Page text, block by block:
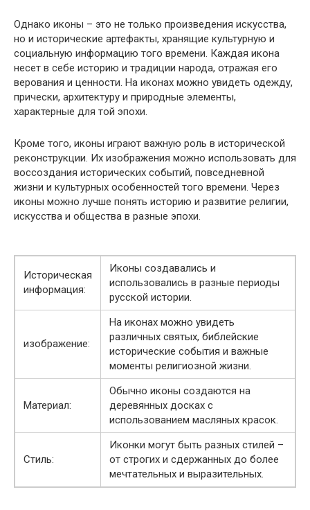
Однако иконы – это не только произведения искусства,
но и исторические артефакты, хранящие культурную и
социальную информацию того времени. Каждая икона
несет в себе историю и традиции народа, отражая его
верования и ценности. На иконах можно увидеть одежду,
прически, архитектуру и природные элементы,
характерные для той эпохи.
Кроме того, иконы играют важную роль в исторической
реконструкции. Их изображения можно использовать для
воссоздания исторических событий, повседневной
жизни и культурных особенностей того времени. Через
иконы можно лучше понять историю и развитие религии,
искусства и общества в разные эпохи.
Историческая
информация:
Иконы создавались и
использовались в разные периоды
русской истории.
изображение:
На иконах можно увидеть
различных святых, библейские
исторические события и важные
моменты религиозной жизни.
Материал:
Обычно иконы создаются на
деревянных досках с
использованием масляных красок.
Стиль:
Иконки могут быть разных стилей –
от строгих и сдержанных до более
мечтательных и выразительных.